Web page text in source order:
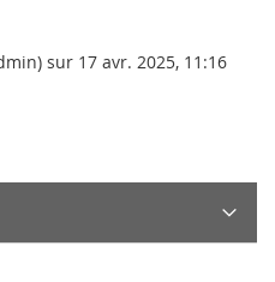
sur 17 avr. 2025, 11:16